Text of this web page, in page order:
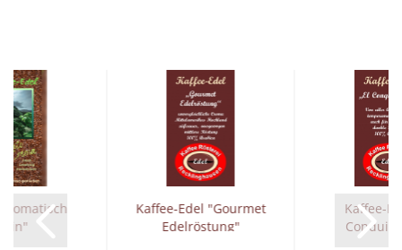
Kaffee-Edel "Gourmet
Edelröstung"
Kaffee-